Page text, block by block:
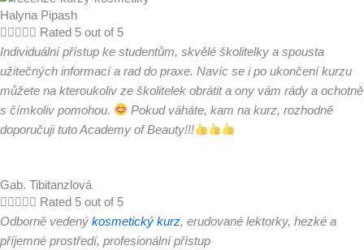
Halyna Pipash
 Rated 5 out of 5
Individuální přístup ke studentům, skvělé školitelky a spousta
užitečných informací a rad do praxe. Navíc se i po ukončení kurzu
můžete na kteroukoliv ze školitelek obrátit a ony vám rády a ochotně
s čímkoliv pomohou.
Pokud váháte, kam na kurz, rozhodně
doporučuji tuto Academy of Beauty!!!
Gab. Tibitanzlová
     Rated 5 out of 5
Odborně vedený kosmetický kurz, erudované lektorky, hezké a
příjemné prostředí, profesionální přístup